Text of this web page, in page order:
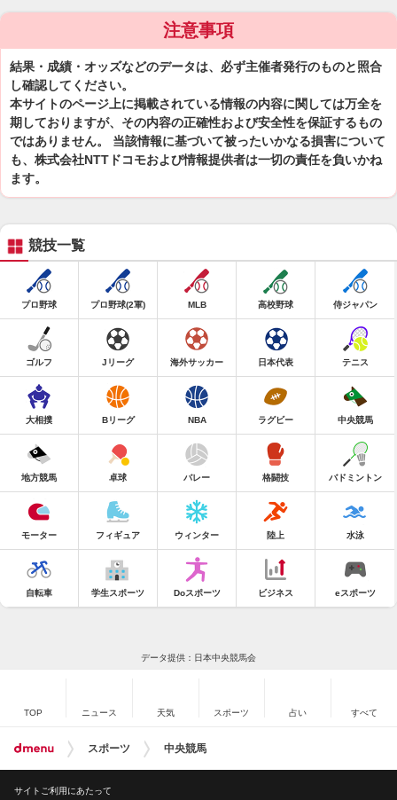
注意事項
結果・成績・オッズなどのデータは、必ず主催者発行のものと照合
し確認してください。
本サイトのページ上に掲載されている情報の内容に関しては万全を
期しておりますが、その内容の正確性および安全性を保証するもの
ではありません。 当該情報に基づいて被ったいかなる損害について
も、株式会社NTTドコモおよび情報提供者は一切の責任を負いかね
ます。
競技一覧
プロ野球 プロ野球(2軍) MLB 高校野球 侍ジャパン
ゴルフ Jリーグ 海外サッカー 日本代表 テニス
大相撲 Bリーグ NBA ラグビー 中央競馬
地方競馬 卓球 バレー 格闘技 バドミントン
モーター フィギュア ウィンター 陸上 水泳
自転車 学生スポーツ Doスポーツ ビジネス eスポーツ
データ提供：日本中央競馬会
TOP ニュース 天気 スポーツ 占い すべて
スポーツ 中央競馬
サイトご利用にあたって